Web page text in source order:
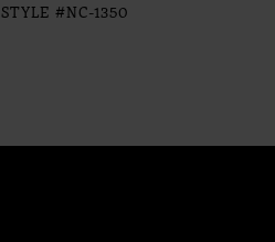
STYLE #NC-1350